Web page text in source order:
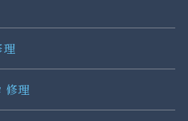
理
修理